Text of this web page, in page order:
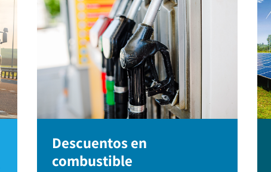
Descuentos en
combustible